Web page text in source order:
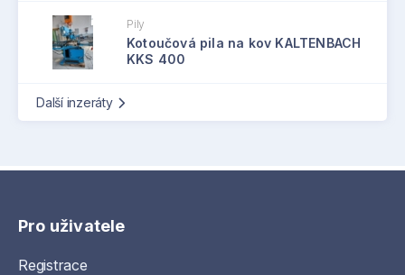
Pily
Kotoučová pila na kov KALTENBACH
KKS 400
Další inzeráty
Pro uživatele
Registrace